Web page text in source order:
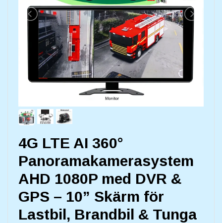
4G LTE AI 360°
Panoramakamerasystem
AHD 1080P med DVR &
GPS – 10” Skärm för
Lastbil, Brandbil & Tunga